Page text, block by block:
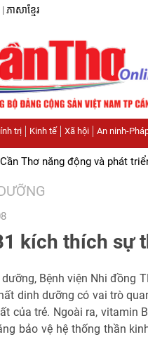
| ភាសាខ្មែរ
trị Kinh tế Xã hội An ninh-
Cần Thơ năng động và phát
kích thích sự
Bệnh viện Nhi đồng
dinh dưỡng có vai trò
của trẻ. Ngoài ra, vitamin
bảo vệ hệ thống thần